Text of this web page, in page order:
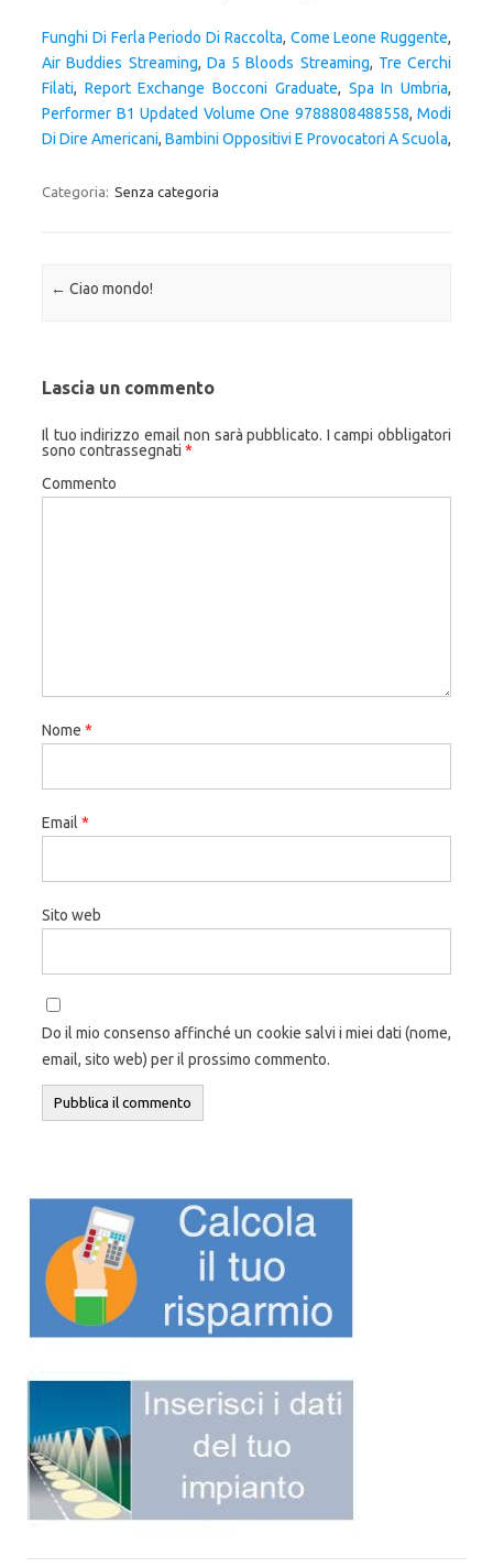
Funghi Di Ferla Periodo Di Raccolta, Come Leone Ruggente,
Air Buddies Streaming, Da 5 Bloods Streaming, Tre Cerchi
Filati, Report Exchange Bocconi Graduate, Spa In Umbria,
Performer B1 Updated Volume One 9788808488558, Modi
Di Dire Americani, Bambini Oppositivi E Provocatori A Scuola,
Categoria: Senza categoria
Navigazione articolo
← Ciao mondo!
Lascia un commento
Il tuo indirizzo email non sarà pubblicato. I campi obbligatori
sono contrassegnati *
Commento
Nome *
Email *
Sito web
Do il mio consenso affinché un cookie salvi i miei dati (nome,
email, sito web) per il prossimo commento.